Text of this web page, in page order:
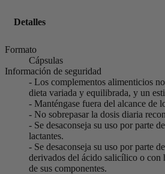
Detalles
Formato
Cápsulas
Información de seguridad
- Los complementos alimenticios
dieta variada y equilibrada, y un
- Manténgase fuera del alcance de
- No sobrepasar la dosis diaria
- Se desaconseja su uso por parte
lactantes.
- Se desaconseja su uso por parte
derivados del ácido salicílico o con
de sus componentes.